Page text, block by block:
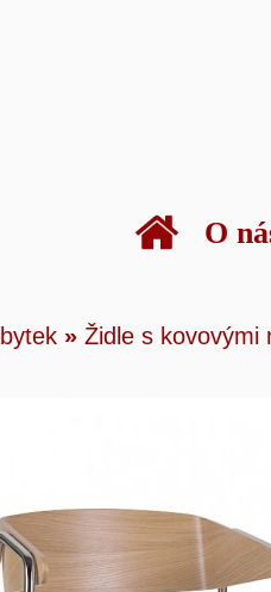
O
» Židle s kovovými
nábytek » Židle s